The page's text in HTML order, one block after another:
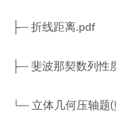
├─ 折线距离.pdf
├─ 斐波那契数列性
└─ 立体几何压轴题(